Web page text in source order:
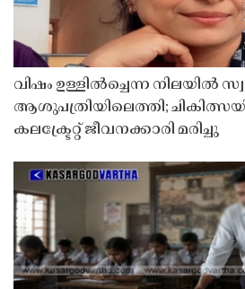
വിഷം ഉള്ളിൽച്ചെന്ന നിലയിൽ
ആശുപത്രിയിലെത്തി;
കലക്ട്രേറ്റ് ജീവനക്കാരി മരിച്ചു